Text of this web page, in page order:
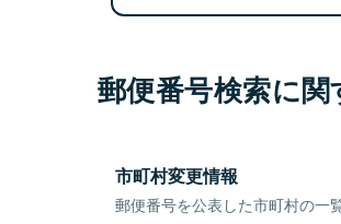
郵便番号検索に関
市町村変更情報
郵便番号を公表した市町村の一